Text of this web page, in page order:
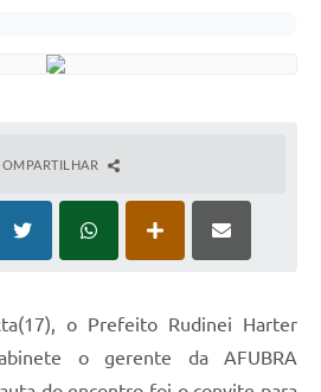
o Prefeito Rudinei Harter
o gerente da AFUBRA